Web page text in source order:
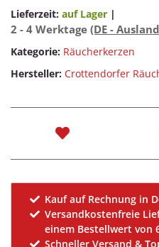
Lieferzeit: auf Lager |
2 - 4 Werktage (DE -
Kategorie: Räucherkerzen
Hersteller: Crottendorfer
Kauf auf Rechnung in
Versandkostenfreie
einem Bestellwert von
Schneller Versand &